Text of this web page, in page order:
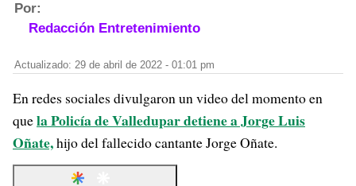
Por:
Redacción Entretenimiento
Actualizado: 29 de abril de 2022 - 01:01 pm
En redes sociales divulgaron un video del momento en
quela Policía de Valledupar detiene a Jorge Luis
Oñate,hijo del fallecido cantante Jorge Oñate.